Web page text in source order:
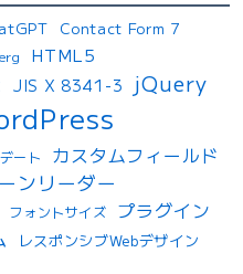
Contact Form 7
HTML5
JIS X 8341-3 jQuery
ート
カスタムフィールド
ンリーダー
フォントサイズ プラグイン
レスポンシブWebデザイン